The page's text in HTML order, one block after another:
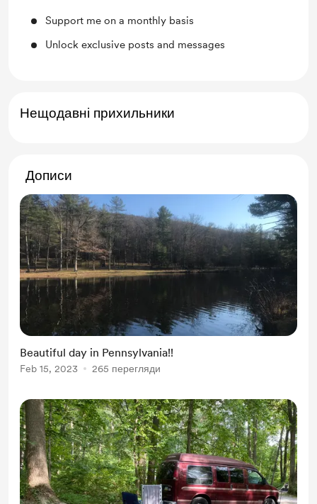
Support me on a monthly basis
Unlock exclusive posts and messages
Нещодавні прихильники
Дописи
Beautiful day in Pennsylvania!!
Feb 15, 2023 265 перегляди